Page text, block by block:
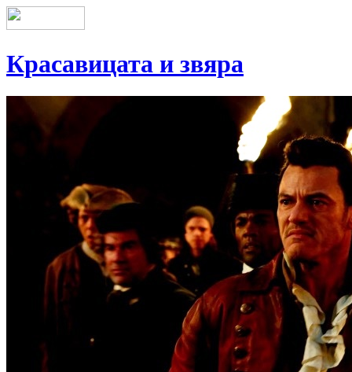
Красавицата и звяра